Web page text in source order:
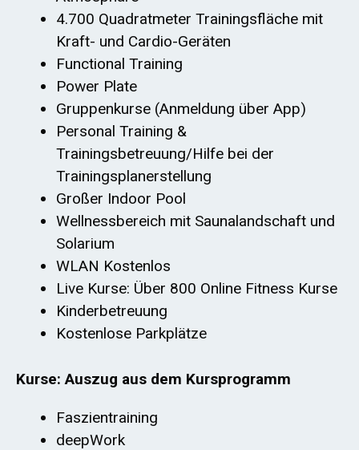
4.700 Quadratmeter Trainingsfläche mit
Kraft- und Cardio-Geräten
Functional Training
Power Plate
Gruppenkurse (Anmeldung über App)
Personal Training &
Trainingsbetreuung/Hilfe bei der
Trainingsplanerstellung
Großer Indoor Pool
Wellnessbereich mit Saunalandschaft und
Solarium
WLAN Kostenlos
Live Kurse: Über 800 Online Fitness Kurse
Kinderbetreuung
Kostenlose Parkplätze
Kurse: Auszug aus dem Kursprogramm
Faszientraining
deepWork